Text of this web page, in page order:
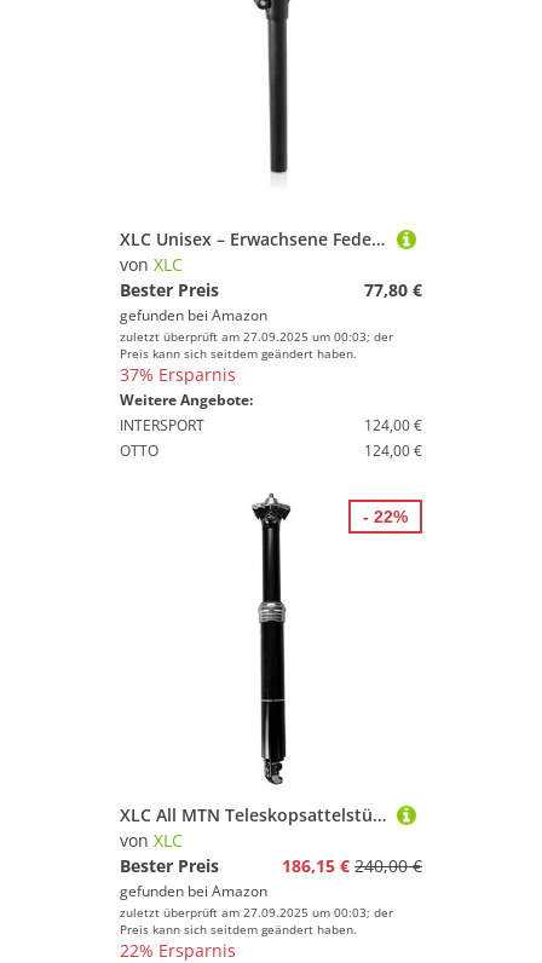
XLC Unisex – Erwachsene Federsattelstütze SP-S11, Schwarz, 350 mm
von XLC
Bester Preis
77,80 €
gefunden bei Amazon
zuletzt überprüft am 27.09.2025 um 00:03; der
Preis kann sich seitdem geändert haben.
37% Ersparnis
Weitere Angebote:
INTERSPORT
124,00 €
OTTO
124,00 €
XLC All MTN Teleskopsattelstütze SP-T11 - Robuste Performance fürs Mountainbiken - Schwarz, 31,6 mm / 328 mm
von XLC
Bester Preis
186,15 € 240,00 €
gefunden bei Amazon
zuletzt überprüft am 27.09.2025 um 00:03; der
Preis kann sich seitdem geändert haben.
22% Ersparnis
- 22%